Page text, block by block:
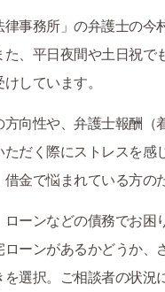
事務所」の弁護士の今
、平日夜間や土日祝で
しています。
向性や、弁護士報酬（
だく際にストレスを感
金で悩まれている方の
ーンなどの債務でお困
ーンがあるかどうか、
選択。ご相談者の状